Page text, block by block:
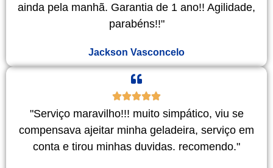
ainda pela manhã. Garantia de 1 ano!! Agilidade,
parabéns!!"
Jackson Vasconcelo
"Serviço maravilho!!! muito simpático, viu se
compensava ajeitar minha geladeira, serviço em
conta e tirou minhas duvidas. recomendo."